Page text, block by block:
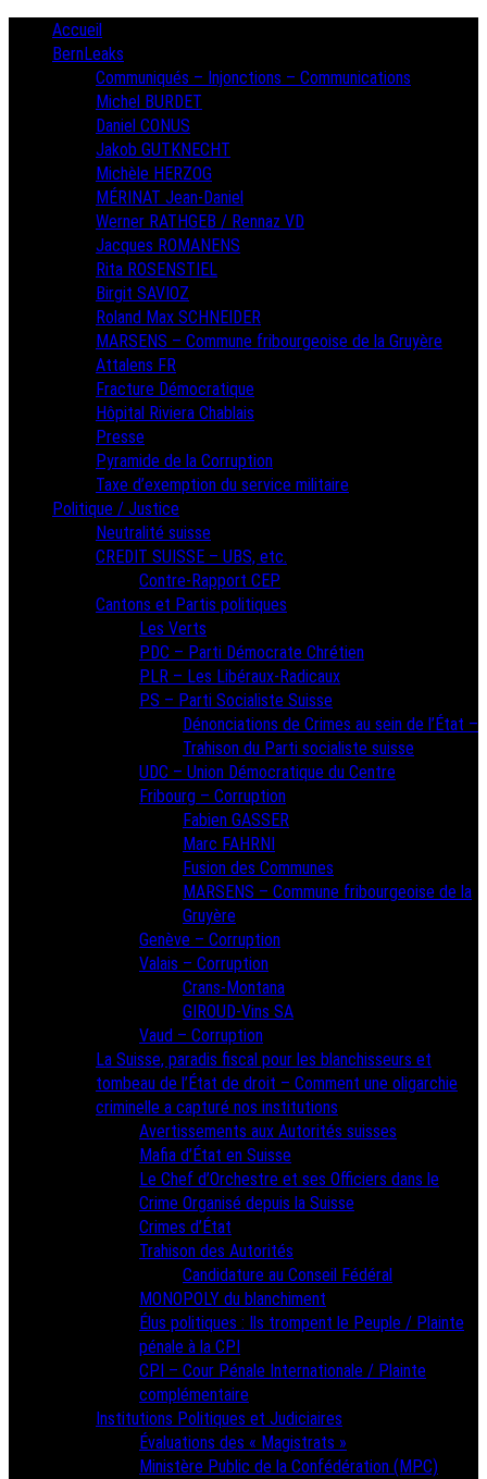
PrimaryAccueil
BernLeaks
Communiqués – Injonctions – Communications
Michel BURDET
Daniel CONUS
Jakob GUTKNECHT
Michèle HERZOG
MÉRINAT Jean-Daniel
Werner RATHGEB / Rennaz VD
Jacques ROMANENS
Rita ROSENSTIEL
Birgit SAVIOZ
Roland Max SCHNEIDER
MARSENS – Commune fribourgeoise de la Gruyère
Attalens FR
Fracture Démocratique
Hôpital Riviera Chablais
Presse
Pyramide de la Corruption
Taxe d’exemption du service militaire
Politique / Justice
Neutralité suisse
CREDIT SUISSE – UBS, etc.
Contre-Rapport CEP
Cantons et Partis politiques
Les Verts
PDC – Parti Démocrate Chrétien
PLR – Les Libéraux-Radicaux
PS – Parti Socialiste Suisse
Dénonciations de Crimes au sein de l’État –
Trahison du Parti socialiste suisse
UDC – Union Démocratique du Centre
Fribourg – Corruption
Fabien GASSER
Marc FAHRNI
Fusion des Communes
MARSENS – Commune fribourgeoise de la
Gruyère
Genève – Corruption
Valais – Corruption
Crans-Montana
GIROUD-Vins SA
Vaud – Corruption
La Suisse, paradis fiscal pour les blanchisseurs et
tombeau de l’État de droit – Comment une oligarchie
criminelle a capturé nos institutions
Avertissements aux Autorités suisses
Mafia d’État en Suisse
Le Chef d’Orchestre et ses Officiers dans le
Crime Organisé depuis la Suisse
Crimes d’État
Trahison des Autorités
Candidature au Conseil Fédéral
MONOPOLY du blanchiment
Élus politiques : Ils trompent le Peuple / Plainte
pénale à la CPI
CPI – Cour Pénale Internationale / Plainte
complémentaire
Institutions Politiques et Judiciaires
Évaluations des « Magistrats »
Ministère Public de la Confédération (MPC)